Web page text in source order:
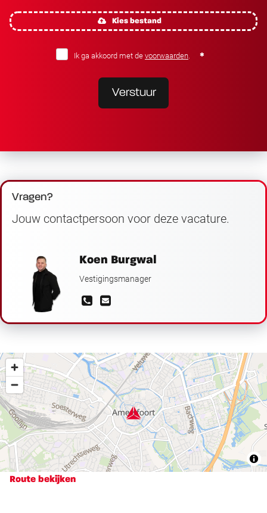
Kies bestand
Ik ga akkoord met de voorwaarden
Verstuur
Vragen?
Jouw contactpersoon voor deze vacature.
Koen Burgwal
Vestigingsmanager
Route bekijken